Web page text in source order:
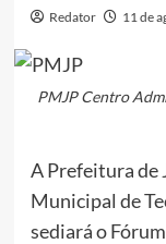
Redator 11 de
PMJP Centro
A Prefeitura de
Municipal de
sediará o